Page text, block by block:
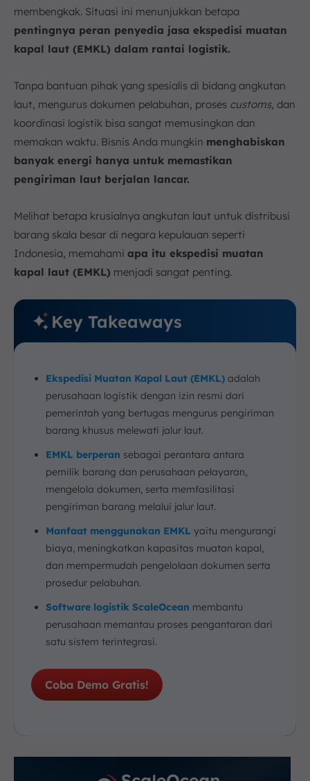
5. Apa Saja Istilah Penting Terkait Ekspedisi Muatan
Kapal Laut (EMKL)?
a. Istilah terkait Bongkat Muat Barang
b. Istilah terkait Lokasi dan Fasilitas
c. Istilah terkait Tarif yang Dikenakan
d. Istilah terkait Operasional
6. Kesimpulan
FAQ:
membengkak. Situasi ini menunjukkan betapa
pentingnya peran penyedia jasa ekspedisi muatan
kapal laut (EMKL) dalam rantai logistik.
Tanpa bantuan pihak yang spesialis di bidang angkutan
laut, mengurus dokumen pelabuhan, proses customs, dan
koordinasi logistik bisa sangat memusingkan dan
memakan waktu. Bisnis Anda mungkin menghabiskan
banyak energi hanya untuk memastikan
pengiriman laut berjalan lancar.
Melihat betapa krusialnya angkutan laut untuk distribusi
barang skala besar di negara kepulauan seperti
Indonesia, memahami apa itu ekspedisi muatan
kapal laut (EMKL) menjadi sangat penting.
Key Takeaways
Ekspedisi Muatan Kapal Laut (EMKL) adalah
perusahaan logistik dengan izin resmi dari
pemerintah yang bertugas mengurus pengiriman
barang khusus melewati jalur laut.
EMKL berperan sebagai perantara antara
pemilik barang dan perusahaan pelayaran,
mengelola dokumen, serta memfasilitasi
pengiriman barang melalui jalur laut.
Manfaat menggunakan EMKL yaitu mengurangi
biaya, meningkatkan kapasitas muatan kapal,
dan mempermudah pengelolaan dokumen serta
prosedur pelabuhan.
Software logistik ScaleOcean membantu
perusahaan memantau proses pengantaran dari
satu sistem terintegrasi.
Coba Demo Gratis!